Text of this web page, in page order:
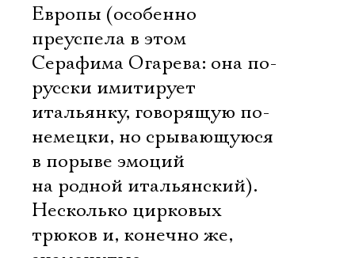
Европы (особенно
преуспела в этом
Серафима Огарева: она по-
русски имитирует
итальянку, говорящую по-
немецки, но срывающуюся
в порыве эмоций
на родной итальянский).
Несколько цирковых
трюков и, конечно же,